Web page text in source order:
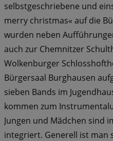
selbstgeschriebene und
merry christmas« auf die
wurden neben
auch zur Chemnitzer
Wolkenburger
Bürgersaal Burghausen
sieben Bands im
kommen zum
Jungen und Mädchen sind
integriert. Generell ist man